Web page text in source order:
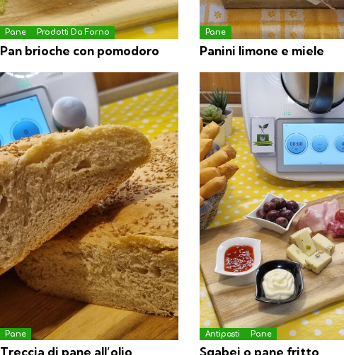
Pane Prodotti Da Forno
Pan brioche con pomodoro
Pane
Panini limone e miele
Pane
Treccia di pane all’olio
Antipasti Pane
Sgabei o pane fritto